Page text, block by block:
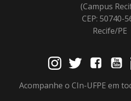
(Campus
CEP: 50740-
Recife/PE
Acompanhe o CIn-UFPE em